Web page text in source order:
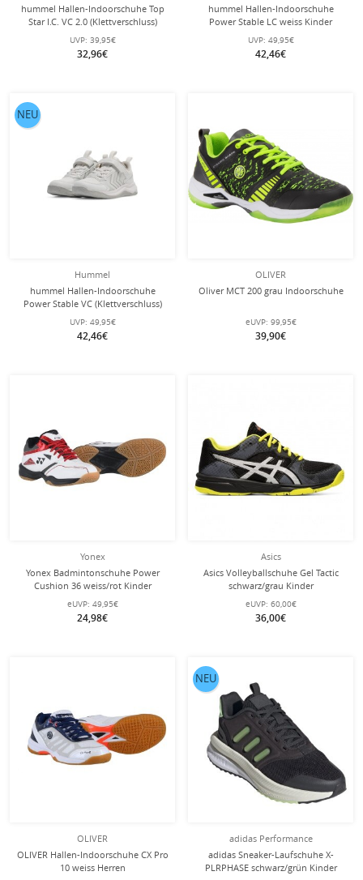
hummel Hallen-Indoorschuhe Top
Star I.C. VC 2.0 (Klettverschluss)
navyblau/bunt Kinder
UVP: 39,95€
32,96€
hummel Hallen-Indoorschuhe
Power Stable LC weiss Kinder
UVP: 49,95€
42,46€
Hummel
hummel Hallen-Indoorschuhe
Power Stable VC (Klettverschluss)
weiss Kinder
UVP: 49,95€
42,46€
NEU
OLIVER
Oliver MCT 200 grau Indoorschuhe
eUVP: 99,95€
39,90€
Yonex
Yonex Badmintonschuhe Power
Cushion 36 weiss/rot Kinder
eUVP: 49,95€
24,98€
Asics
Asics Volleyballschuhe Gel Tactic
schwarz/grau Kinder
eUVP: 60,00€
36,00€
OLIVER
OLIVER Hallen-Indoorschuhe CX Pro
10 weiss Herren
adidas Performance
adidas Sneaker-Laufschuhe X-
PLRPHASE schwarz/grün Kinder
NEU